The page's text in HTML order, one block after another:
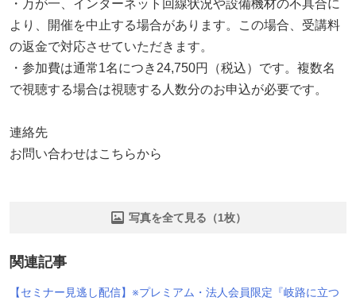
・万が一、インターネット回線状況や設備機材の不具合に
より、開催を中止する場合があります。この場合、受講料
の返金で対応させていただきます。
・参加費は通常1名につき24,750円（税込）です。複数名
で視聴する場合は視聴する人数分のお申込が必要です。
連絡先
お問い合わせはこちらから
写真を全て見る（1枚）
関連記事
【セミナー見逃し配信】※プレミアム・法人会員限定『岐路に立つ